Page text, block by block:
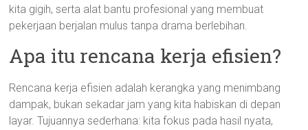
kita gigih, serta alat bantu profesional yang membuat
pekerjaan berjalan mulus tanpa drama berlebihan.
Apa itu rencana kerja efisien?
Rencana kerja efisien adalah kerangka yang menimbang
dampak, bukan sekadar jam yang kita habiskan di depan
layar. Tujuannya sederhana: kita fokus pada hasil nyata,